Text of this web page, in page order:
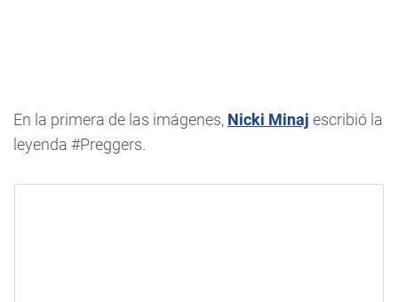
En la primera de las imágenes, Nicki Minaj escribió la
leyenda #Preggers.